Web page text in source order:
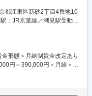
つである再生医療・遺伝子
質試験担当を募集します。
めに必要な要求特性を満た
都江東区新砂2丁目4番地10
社の定める事業所
形態＞月給制賃金改定あり
円～390,000円＜月給＞